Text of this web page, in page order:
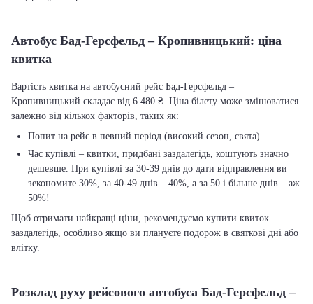
Автобус Бад-Герсфельд – Кропивницький: ціна
квитка
Вартість квитка на автобусний рейс Бад-Герсфельд –
Кропивницький складає від 6 480 ₴. Ціна білету може змінюватися
залежно від кількох факторів, таких як:
Попит на рейс в певний період (високий сезон, свята).
Час купівлі – квитки, придбані заздалегідь, коштують значно
дешевше. При купівлі за 30-39 днів до дати відправлення ви
зекономите 30%, за 40-49 днів – 40%, а за 50 і більше днів – аж
50%!
Щоб отримати найкращі ціни, рекомендуємо купити квиток
заздалегідь, особливо якщо ви плануєте подорож в святкові дні або
влітку.
Розклад руху рейсового автобуса Бад-Герсфельд –